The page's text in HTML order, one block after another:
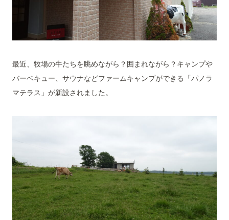
最近、牧場の牛たちを眺めながら？囲まれながら？キャンプや
バーベキュー、サウナなどファームキャンプができる「パノラ
マテラス」が新設されました。